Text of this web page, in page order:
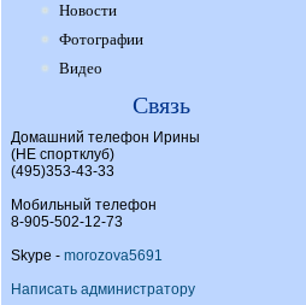
Новости
Фотографии
Видео
Связь
Домашний телефон Ирины
(НЕ спортклуб)
(495)353-43-33
Мобильный телефон
8-905-502-12-73
Skype - morozova5691
Написать администратору